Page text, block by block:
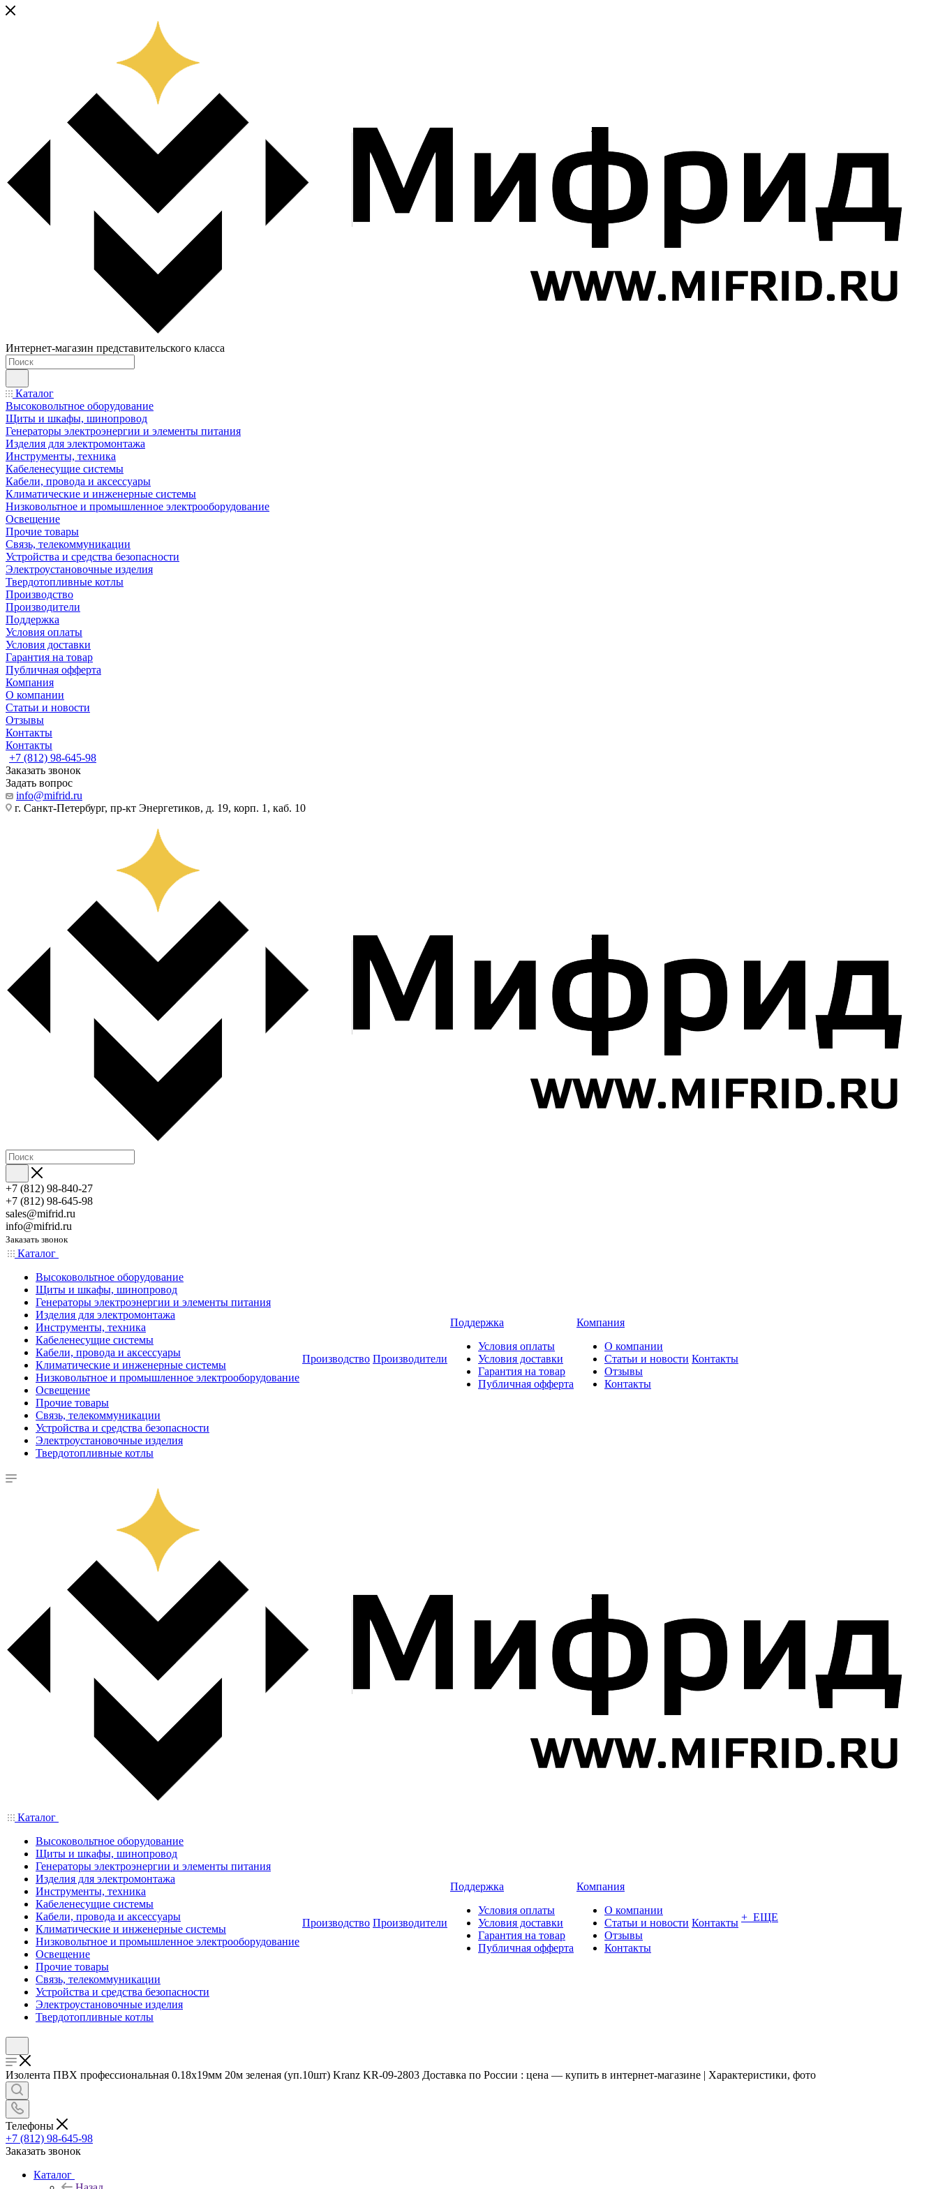
Интернет-магазин представительского класса
Каталог
Высоковольтное оборудование
Щиты и шкафы, шинопровод
Генераторы электроэнергии и элементы питания
Изделия для электромонтажа
Инструменты, техника
Кабеленесущие системы
Кабели, провода и аксессуары
Климатические и инженерные системы
Низковольтное и промышленное электрооборудование
Освещение
Прочие товары
Связь, телекоммуникации
Устройства и средства безопасности
Электроустановочные изделия
Твердотопливные котлы
Производство
Производители
Поддержка
Условия оплаты
Условия доставки
Гарантия на товар
Публичная офферта
Компания
О компании
Статьи и новости
Отзывы
Контакты
Контакты
+7 (812) 98-645-98
Заказать звонок
Задать вопрос
info@mifrid.ru
г. Санкт-Петербург, пр-кт Энергетиков, д. 19, корп. 1, каб. 10
+7 (812) 98-840-27
+7 (812) 98-645-98
sales@mifrid.ru
info@mifrid.ru
Заказать звонок
Каталог
Высоковольтное оборудование
Щиты и шкафы, шинопровод
Генераторы электроэнергии и элементы питания
Изделия для электромонтажа
Инструменты, техника
Кабеленесущие системы
Кабели, провода и аксессуары
Климатические и инженерные системы
Низковольтное и промышленное электрооборудование
Освещение
Прочие товары
Связь, телекоммуникации
Устройства и средства безопасности
Электроустановочные изделия
Твердотопливные котлы
Производство Производители
Поддержка
Условия оплаты
Условия доставки
Гарантия на товар
Публичная офферта
Компания
О компании
Статьи и новости
Отзывы
Контакты
Контакты
Каталог
Высоковольтное оборудование
Щиты и шкафы, шинопровод
Генераторы электроэнергии и элементы питания
Изделия для электромонтажа
Инструменты, техника
Кабеленесущие системы
Кабели, провода и аксессуары
Климатические и инженерные системы
Низковольтное и промышленное электрооборудование
Освещение
Прочие товары
Связь, телекоммуникации
Устройства и средства безопасности
Электроустановочные изделия
Твердотопливные котлы
Производство Производители
Поддержка
Условия оплаты
Условия доставки
Гарантия на товар
Публичная офферта
Компания
О компании
Статьи и новости
Отзывы
Контакты
Контакты + ЕЩЕ
Изолента ПВХ профессиональная 0.18х19мм 20м зеленая (уп.10шт) Kranz KR-09-2803 Доставка по России : цена — купить в интернет-магазине | Характеристики, фото
Телефоны
+7 (812) 98-645-98
Заказать звонок
Каталог